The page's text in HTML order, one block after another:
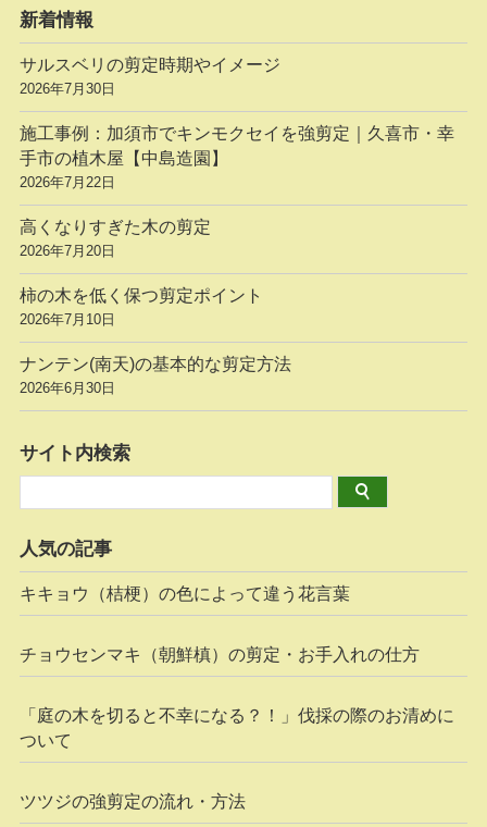
新着情報
サルスベリの剪定時期やイメージ
2026年7月30日
施工事例：加須市でキンモクセイを強剪定｜久喜市・幸
手市の植木屋【中島造園】
2026年7月22日
高くなりすぎた木の剪定
2026年7月20日
柿の木を低く保つ剪定ポイント
2026年7月10日
ナンテン(南天)の基本的な剪定方法
2026年6月30日
サイト内検索
人気の記事
キキョウ（桔梗）の色によって違う花言葉
チョウセンマキ（朝鮮槙）の剪定・お手入れの仕方
「庭の木を切ると不幸になる？！」伐採の際のお清めに
ついて
ツツジの強剪定の流れ・方法